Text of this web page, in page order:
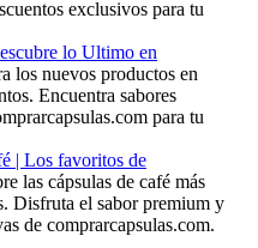
exclusivos para tu
lo Ultimo en
los nuevos productos en
Encuentra sabores
para tu
| Los favoritos de
las cápsulas de café más
Disfruta el sabor premium y
de comprarcapsulas.com.